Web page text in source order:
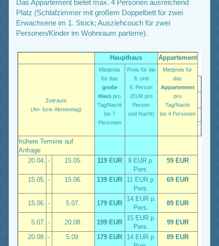
Das Appartement bietet max. 4 Personen ausreichend
Platz (Schlafzimmer mit großem Doppelbett für zwei
Erwachsene im 1. Stock; Ausziehcouch für zwei
Personen/Kinder im Wohnraum parterre).
Haupthaus Appartement
Zeitraum
(An- bzw. Abreisetag)
Mietpreis
für das
große
Haus pro
Tag/Nacht
bis 7
Personen
Preis für die
8. und
9. Person
(EUR pro
Person
und Nacht)
Mietpreis für
das
Appartement
pro
Tag/Nacht
bis 4 Personen
frühere Termine auf
Anfrage
20.04. - 15.05. 119 EUR
9 EUR p.
Pers.
59 EUR
15.05. - 15.06. 139 EUR
11 EUR p.
Pers.
69 EUR
15.06. - 5.07. 179 EUR
14 EUR p.
Pers.
89 EUR
5.07. - 20.08. 199 EUR
15 EUR p.
Pers.
99 EUR
20.08. - 5.09. 179 EUR
14 EUR p.
89 EUR